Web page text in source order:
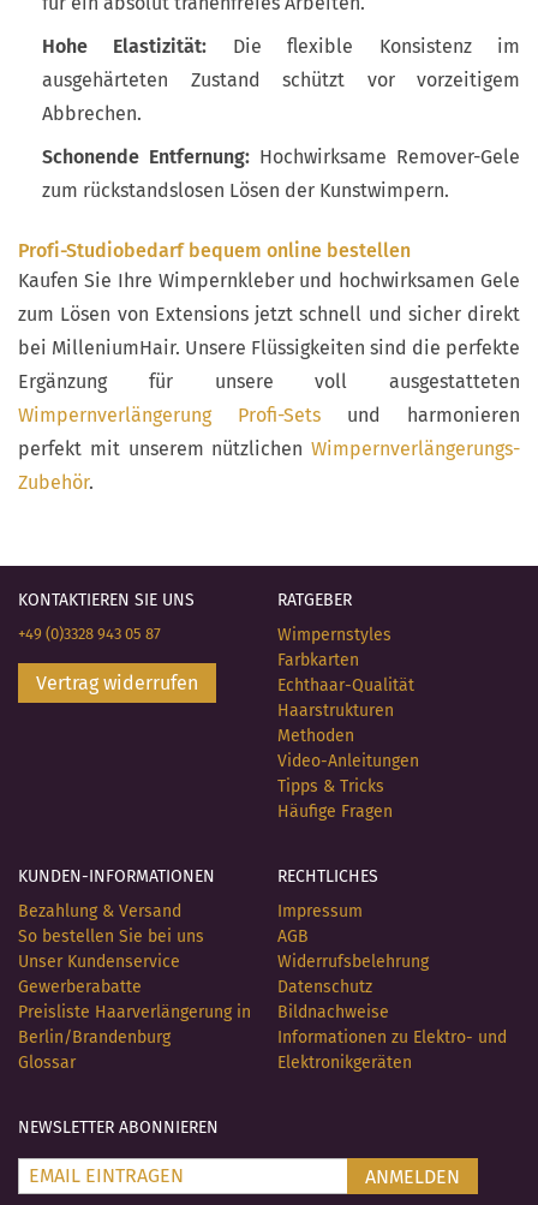
Hohe Elastizität: Die flexible Konsistenz im
ausgehärteten Zustand schützt vor vorzeitigem
Abbrechen.
Schonende Entfernung: Hochwirksame Remover-Gele
zum rückstandslosen Lösen der Kunstwimpern.
Profi-Studiobedarf bequem online bestellen
Kaufen Sie Ihre Wimpernkleber und hochwirksamen Gele
zum Lösen von Extensions jetzt schnell und sicher direkt
bei MilleniumHair. Unsere Flüssigkeiten sind die perfekte
Ergänzung für unsere voll ausgestatteten
Wimpernverlängerung Profi-Sets und harmonieren
perfekt mit unserem nützlichen Wimpernverlängerungs-
Zubehör.
KONTAKTIEREN SIE UNS
+49 (0)3328 943 05 87
Vertrag widerrufen
RATGEBER
Wimpernstyles
Farbkarten
Echthaar-Qualität
Haarstrukturen
Methoden
Video-Anleitungen
Tipps & Tricks
Häufige Fragen
KUNDEN-INFORMATIONEN
Bezahlung & Versand
So bestellen Sie bei uns
Unser Kundenservice
Gewerberabatte
Preisliste Haarverlängerung in
Berlin/Brandenburg
Glossar
RECHTLICHES
Impressum
AGB
Widerrufsbelehrung
Datenschutz
Bildnachweise
Informationen zu Elektro- und
Elektronikgeräten
NEWSLETTER ABONNIEREN
ANMELDEN